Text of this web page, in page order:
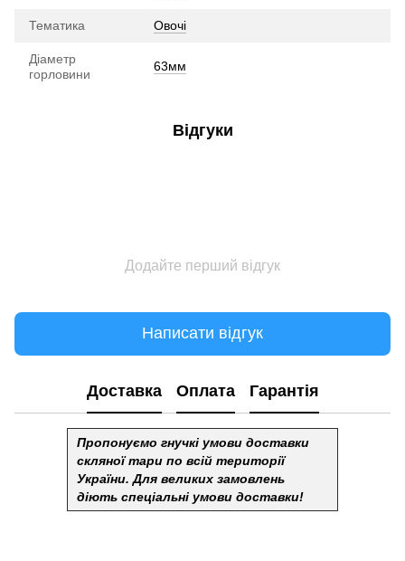
Тематика Овочі
Діаметр
горловини
63мм
Відгуки
Додайте перший відгук
Написати відгук
Доставка Оплата Гарантія
Пропонуємо гнучкі умови доставки
скляної тари по всій території
України. Для великих замовлень
діють спеціальні умови доставки!